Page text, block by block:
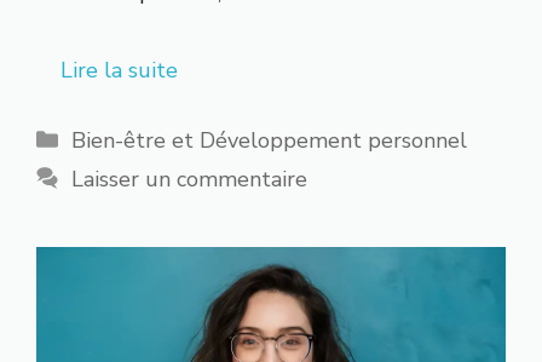
Lire la suite
Catégories
Bien-être et Développement personnel
Laisser un commentaire